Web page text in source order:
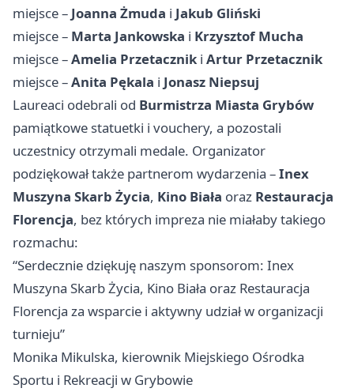
miejsce – Joanna Żmuda i Jakub Gliński
miejsce – Marta Jankowska i Krzysztof Mucha
miejsce –Amelia Przetacznik i Artur Przetacznik
miejsce –Anita Pękala i Jonasz Niepsuj
Laureaci odebrali od Burmistrza Miasta Grybów
pamiątkowe statuetki i vouchery, a pozostali
uczestnicy otrzymali medale. Organizator
podziękował także partnerom wydarzenia –Inex
Muszyna Skarb Życia, Kino Biała oraz Restauracja
Florencja, bez których impreza nie miałaby takiego
rozmachu:
“Serdecznie dziękuję naszym sponsorom: Inex
Muszyna Skarb Życia, Kino Biała oraz Restauracja
Florencja za wsparcie i aktywny udział w organizacji
turnieju”
Monika Mikulska, kierownik Miejskiego Ośrodka
Sportu i Rekreacji w Grybowie